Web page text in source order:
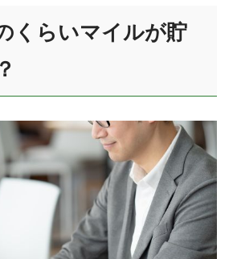
くらいマイルが貯